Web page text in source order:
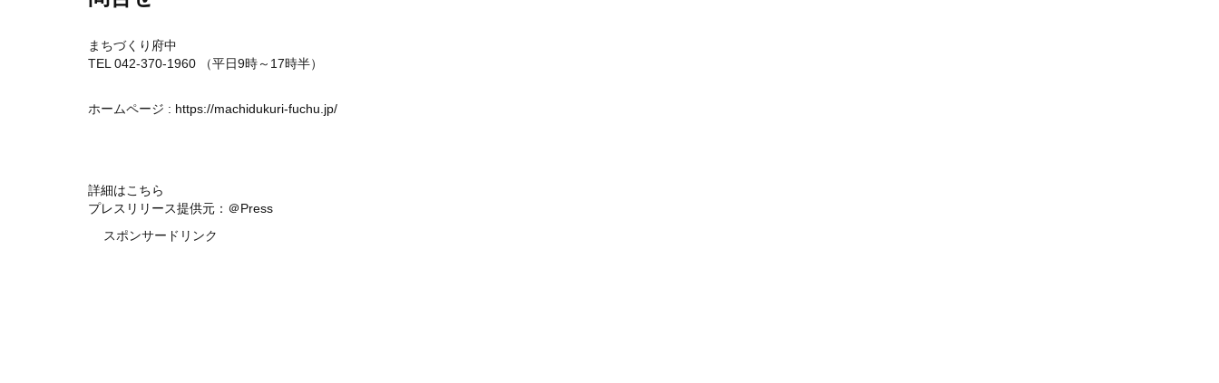
まちづくり府中
TEL 042-370-1960 （平日9時～17時半）
ホームページ : https://machidukuri-fuchu.jp/
詳細はこちら
プレスリリース提供元：＠Press
スポンサードリンク